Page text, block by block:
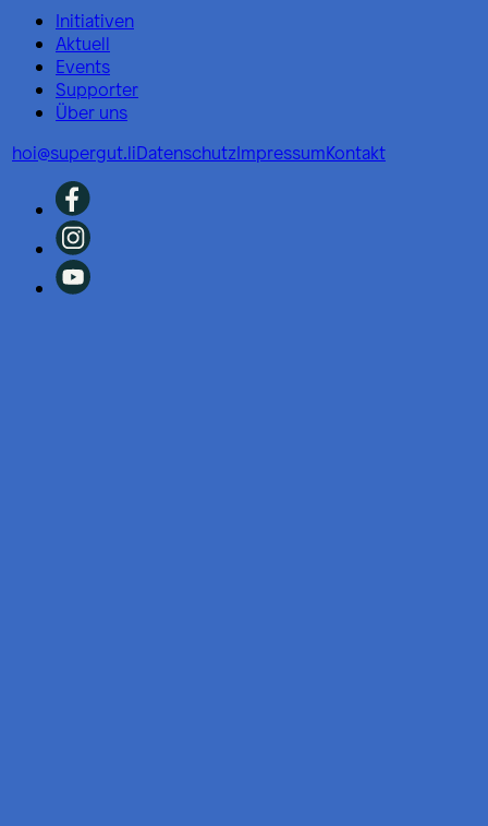
Initiativen
Aktuell
Events
Supporter
Über uns
hoi@supergut.liDatenschutzImpressumKontakt